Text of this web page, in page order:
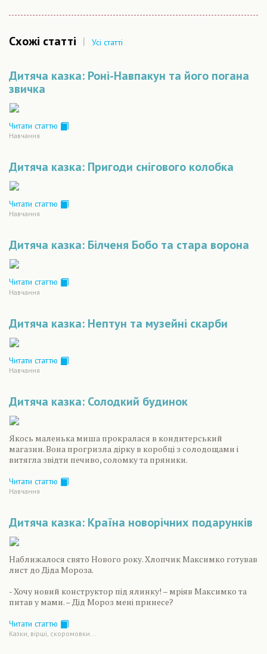
Схожі статті | Усі статті
Дитяча казка: Роні-Навпакун та його погана
звичка
Читати статтю
Навчання
Дитяча казка: Пригоди снігового колобка
Читати статтю
Навчання
Дитяча казка: Білченя Бобо та стара ворона
Читати статтю
Навчання
Дитяча казка: Нептун та музейні скарби
Читати статтю
Навчання
Дитяча казка: Солодкий будинок
Якось маленька миша прокралася в кондитерський
магазин. Вона прогризла дірку в коробці з солодощами і
витягла звідти печиво, соломку та пряники.
Читати статтю
Навчання
Дитяча казка: Країна новорічних подарунків
Наближалося свято Нового року. Хлопчик Максимко готував
лист до Діда Мороза.
- Хочу новий конструктор під ялинку! – мріяв Максимко та
питав у мами. – Дід Мороз мені принесе?
Читати статтю
Казки, вірші, скоромовки...